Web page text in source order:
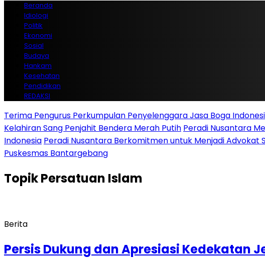
Beranda
Idiologi
Politik
Ekonomi
Sosial
Budaya
Hankam
Kesehatan
Pendidikan
REDAKSI
Terima Pengurus Perkumpulan Penyelenggara Jasa Boga
Kelahiran Sang Penjahit Bendera Merah Putih Peradi Nusantara
Indonesia Peradi Nusantara Berkomitmen untuk Menjadi Advokat
Puskesmas Bantargebang
TopikPersatuan Islam
Berita
Persis Dukung dan Apresiasi Kedekatan